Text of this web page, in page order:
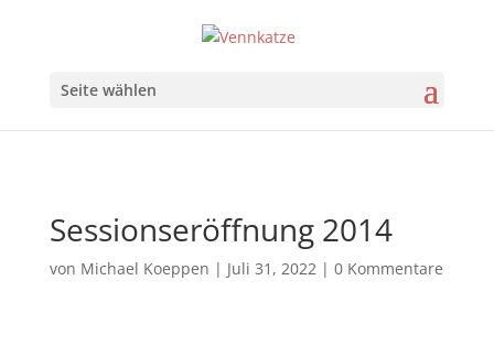
Seite wählen
Sessionseröffnung 2014
von Michael Koeppen | Juli 31, 2022| 0 Kommentare